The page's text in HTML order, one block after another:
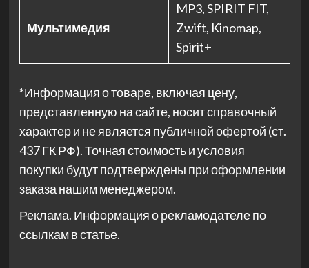
Мультимедия
MP3, SPIRIT FIT,
Zwift, Kinomap,
Spirit+
*Информация о товаре, включая цену,
представленную на сайте, носит справочный
характер и не является публичной офертой (ст.
437 ГК РФ). Точная стоимость и условия
покупки будут подтверждены при оформлении
заказа нашим менеджером.
Реклама. Информация о рекламодателе по
ссылкам в статье.